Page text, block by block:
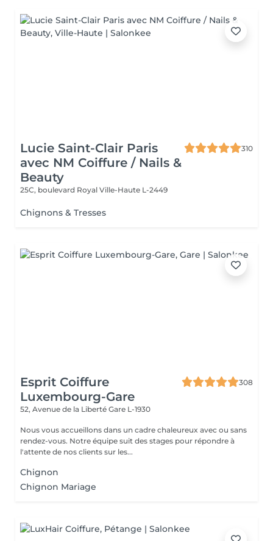
Lucie Saint-Clair Paris
avec NM Coiffure / Nails &
Beauty
310
25C, boulevard Royal Ville-Haute L-2449
Chignons & Tresses
Esprit Coiffure
Luxembourg-Gare
308
52, Avenue de la Liberté Gare L-1930
Nous vous accueillons dans un cadre chaleureux avec ou sans
rendez-vous. Notre équipe suit des stages pour répondre à
l'attente de nos clients sur les...
Chignon
Chignon Mariage